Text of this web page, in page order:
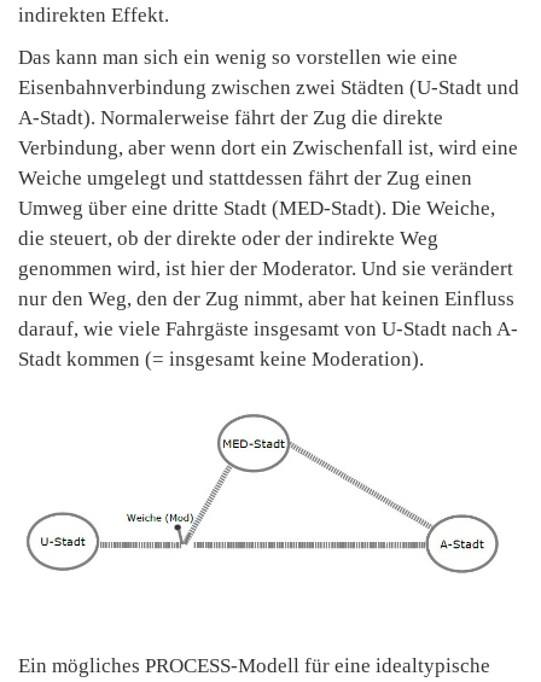
indirekten Effekt.
Das kann man sich ein wenig so vorstellen wie eine
Eisenbahnverbindung zwischen zwei Städten (U-Stadt und
A-Stadt). Normalerweise fährt der Zug die direkte
Verbindung, aber wenn dort ein Zwischenfall ist, wird eine
Weiche umgelegt und stattdessen fährt der Zug einen
Umweg über eine dritte Stadt (MED-Stadt). Die Weiche,
die steuert, ob der direkte oder der indirekte Weg
genommen wird, ist hier der Moderator. Und sie verändert
nur den Weg, den der Zug nimmt, aber hat keinen Einfluss
darauf, wie viele Fahrgäste insgesamt von U-Stadt nach A-
Stadt kommen (= insgesamt keine Moderation).
Ein mögliches PROCESS-Modell für eine idealtypische